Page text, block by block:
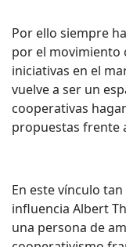
Por ello siempre
por el movimiento
iniciativas en el
vuelve a ser un
cooperativas
propuestas frente
En este vínculo
influencia Albert
una persona de